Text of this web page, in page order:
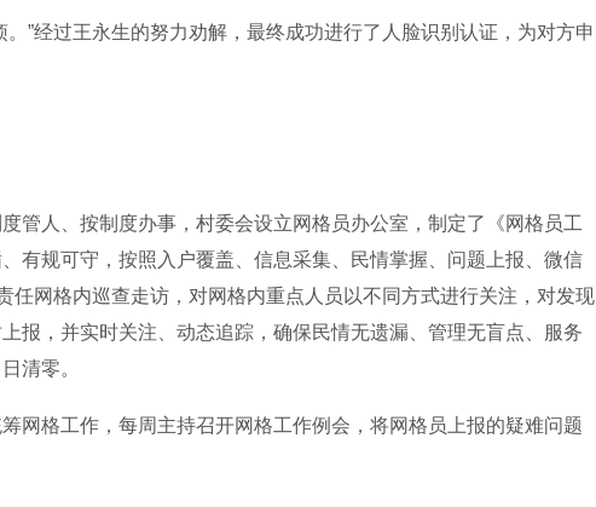
”经过王永生的努力劝解，最终成功进行了人脸识别认证，为对方申
管人、按制度办事，村委会设立网格员办公室，制定了《网格员工
有规可守，按照入户覆盖、信息采集、民情掌握、问题上报、微信
任网格内巡查走访，对网格内重点人员以不同方式进行关注，对发现
报，并实时关注、动态追踪，确保民情无遗漏、管理无盲点、服务
清零。
网格工作，每周主持召开网格工作例会，将网格员上报的疑难问题